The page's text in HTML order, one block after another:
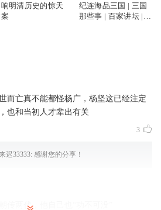
明清历史的惊天
纪连海品三国 | 三国
那些事 | 百家讲坛 |
而亡真不能都怪杨广，杨坚这已经注定
也和当初人才辈出有关
3
迟33333: 感谢您的分享！
传两代，他自己也“功不可没”